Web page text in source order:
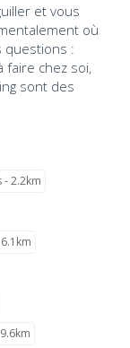
et vous
où
questions :
faire chez soi,
sont des
- 2.2km